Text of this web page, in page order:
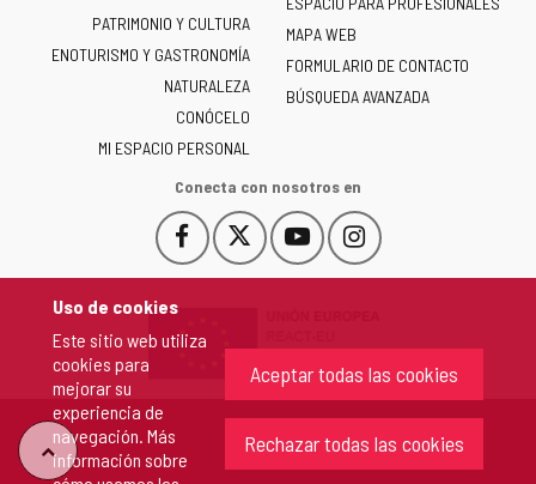
Uso de cookies
Este sitio web utiliza
cookies para
mejorar su
experiencia de
navegación. Más
información sobre
Aceptar todas las cookies
Rechazar todas las cookies
de
Castilla
y
León
-
PATRIMONIO Y CULTURA
ENOTURISMO Y GASTRONOMÍA
NATURALEZA
CONÓCELO
MI ESPACIO PERSONAL
MAPA WEB
FORMULARIO DE CONTACTO
BÚSQUEDA AVANZADA
Conecta con nosotros en
Facebook
Este
enlace
en
nueva.
Este
enlace
una
ventana
nueva.
YouTube
Este
enlace
una
nueva.
Instagram
Este
enlace
una
nueva.
"Volver